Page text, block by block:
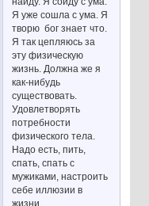
Я уже сошла с ума. Я
творю бог знает что.
Я так цепляюсь за
эту физическую
жизнь. Должна же я
как-нибудь
существовать.
Удовлетворять
потребности
физического тела.
Надо есть, пить,
спать, спать с
мужиками, настроить
себе иллюзии в
жизни.